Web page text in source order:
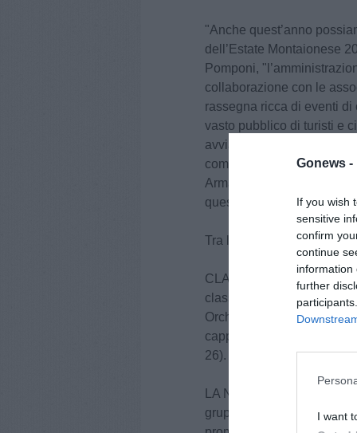
Gonews -
If you wish
sensitive
confirm
continue
information
further
I want
"Anche quest’anno
dell’Estate Montaionese
Pomponi,
collaborazione con le
rassegna ricca di eventi
vasto pubblico di turisti e
avviata nel 2025 di
comunicazione nei
Armando Orfeo per averci
questa finalità”.
Tra le iniziative più
CLASSICA, pomeriggi
classica giunta alla XXXI
Orchestra Regionale
cappelle della
26).
LA NOTTE
gruppo Café du Monde,